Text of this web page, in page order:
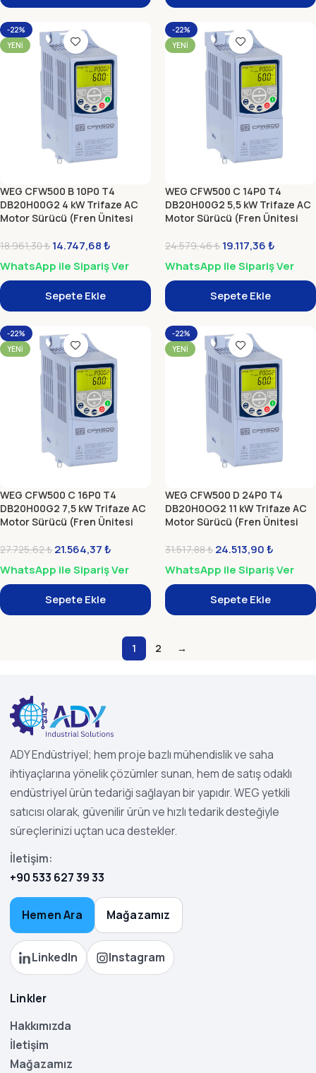
-22%
YENI
WEG CFW500 B 10P0 T4
DB20H00G2 4 kW Trifaze AC
Motor Sürücü (Fren Ünitesi
18.961,30₺ 14.747,68₺
WhatsApp ile Sipariş Ver
Sepete Ekle
-22%
YENI
WEG CFW500 C 14P0 T4
DB20H00G2 5,5 kW Trifaze AC
Motor Sürücü (Fren Ünitesi
24.579,46₺ 19.117,36₺
WhatsApp ile Sipariş Ver
Sepete Ekle
-22%
YENI
WEG CFW500 C 16P0 T4
DB20H00G2 7,5 kW Trifaze AC
Motor Sürücü (Fren Ünitesi
27.725,62₺ 21.564,37₺
WhatsApp ile Sipariş Ver
Sepete Ekle
-22%
YENI
WEG CFW500 D 24P0 T4
DB20H0OG2 11 kW Trifaze AC
Motor Sürücü (Fren Ünitesi
31.517,88₺ 24.513,90₺
WhatsApp ile Sipariş Ver
Sepete Ekle
1 2 →
ADY Endüstriyel; hem proje bazlı mühendislik ve saha
ihtiyaçlarına yönelik çözümler sunan, hem de satış odaklı
endüstriyel ürün tedariği sağlayan bir yapıdır. WEG yetkili
satıcısı olarak, güvenilir ürün ve hızlı tedarik desteğiyle
süreçlerinizi uçtan uca destekler.
İletişim:
+90 533 627 39 33
Hemen Ara Mağazamız
LinkedIn Instagram
Linkler
Hakkımızda
İletişim
Mağazamız